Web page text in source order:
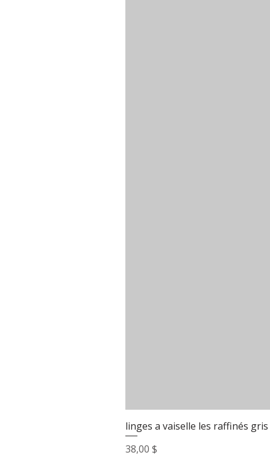
linges a vaiselle les raffinés gris
Prix
38,00 $